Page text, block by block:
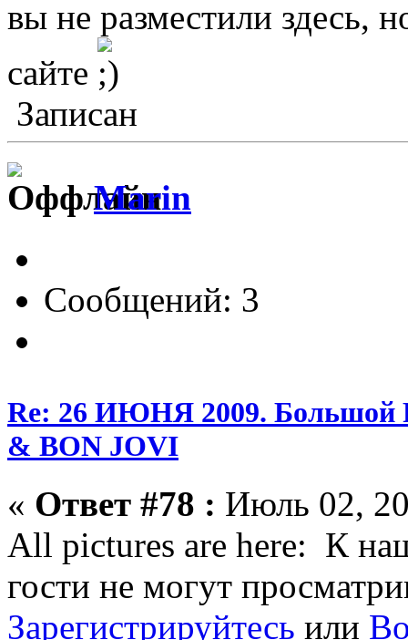
вы не разместили здесь,
сайте
Записан
Marin
Сообщений: 3
Re: 26 ИЮНЯ 2009. Большой
& BON JOVI
« Ответ #78 : Июль 02,
All pictures are here: К
гости не могут
Зарегистрируйтесь или